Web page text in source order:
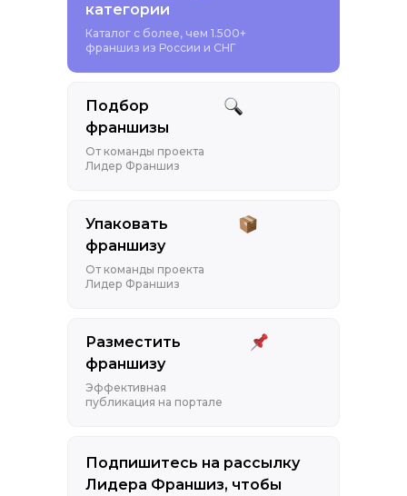
категории
Каталог с более, чем 1.500+
франшиз из России и СНГ
Подбор
франшизы
От команды проекта
Лидер Франшиз
Разместить
франшизу
Подпишитесь на рассылку
Лидера Франшиз, чтобы
Эффективная
публикация на портале
Упаковать
франшизу
От команды проекта
Лидер Франшиз